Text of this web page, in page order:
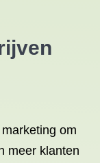
om
meer klanten